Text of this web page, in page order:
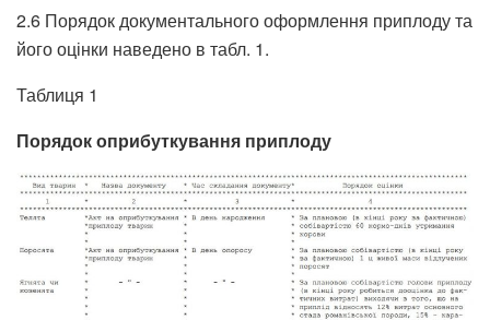
2.6 Порядок документального оформлення приплоду та
його оцінки наведено в табл. 1.
Таблиця 1
Порядок оприбуткування приплоду